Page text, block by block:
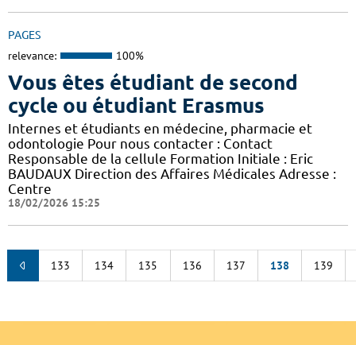
PAGES
relevance: 100%
Vous êtes étudiant de second
cycle ou étudiant Erasmus
Internes et étudiants en médecine, pharmacie et
odontologie Pour nous contacter : Contact
Responsable de la cellule Formation Initiale : Eric
BAUDAUX Direction des Affaires Médicales Adresse :
Centre
18/02/2026 15:25
133 134 135 136 137 138 139